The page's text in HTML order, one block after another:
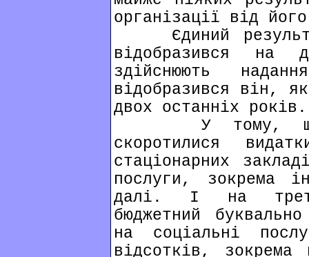
організації від
Єдиний
відобразився на
здійснюють
відобразився він,
двох останніх років.
У тому, що
скоротилися
стаціонарних
послуги, зокрема
далі. І на
бюджетний
на соціальні
відсотків, зокрема